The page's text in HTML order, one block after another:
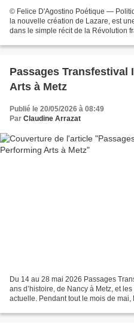
© Felice D'Agostino Poétique —
la nouvelle création de Lazare, est
dans le simple récit de la Révolution
Passages
Arts à Metz
Publié le 20/05/2026 à 08:49
Par Claudine Arrazat
Du 14 au 28 mai 2026 Passages
ans d’histoire, de Nancy à Metz, et
actuelle. Pendant tout le mois de